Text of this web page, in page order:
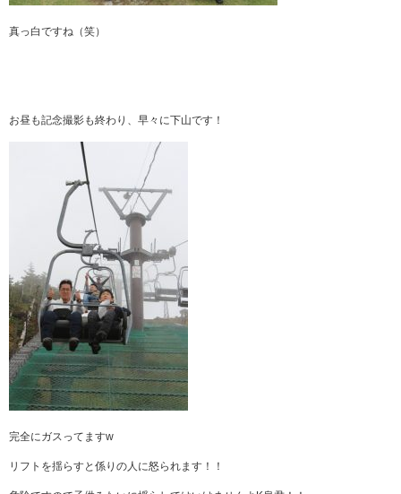
真っ白ですね（笑）
お昼も記念撮影も終わり、早々に下山です！
完全にガスってますw
リフトを揺らすと係りの人に怒られます！！